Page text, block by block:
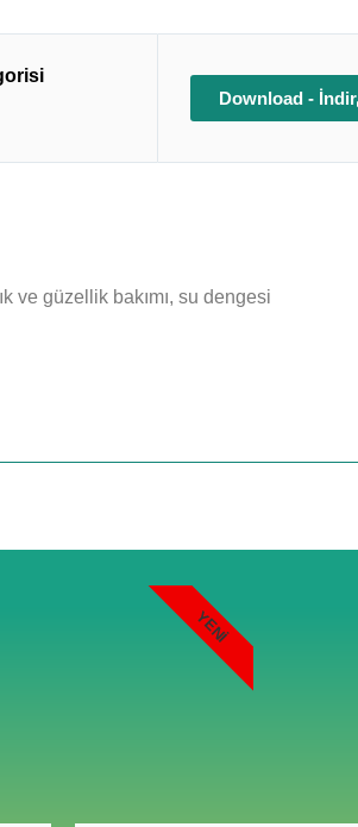
Download - İndir
ve güzellik bakımı, su dengesi
YENI